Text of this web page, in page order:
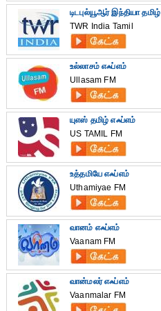
டிடபுல்யூஆர் இந்தியா தமிழ்
TWR India Tamil
உல்லாசம் எஃப்எம்
Ullasam FM
யுஎஸ் தமிழ் எஃப்எம்
US TAMIL FM
உத்தமியே எஃப்எம்
Uthamiyae FM
வானம் எஃப்எம்
Vaanam FM
வான்மலர் எஃப்எம்
Vaanmalar FM